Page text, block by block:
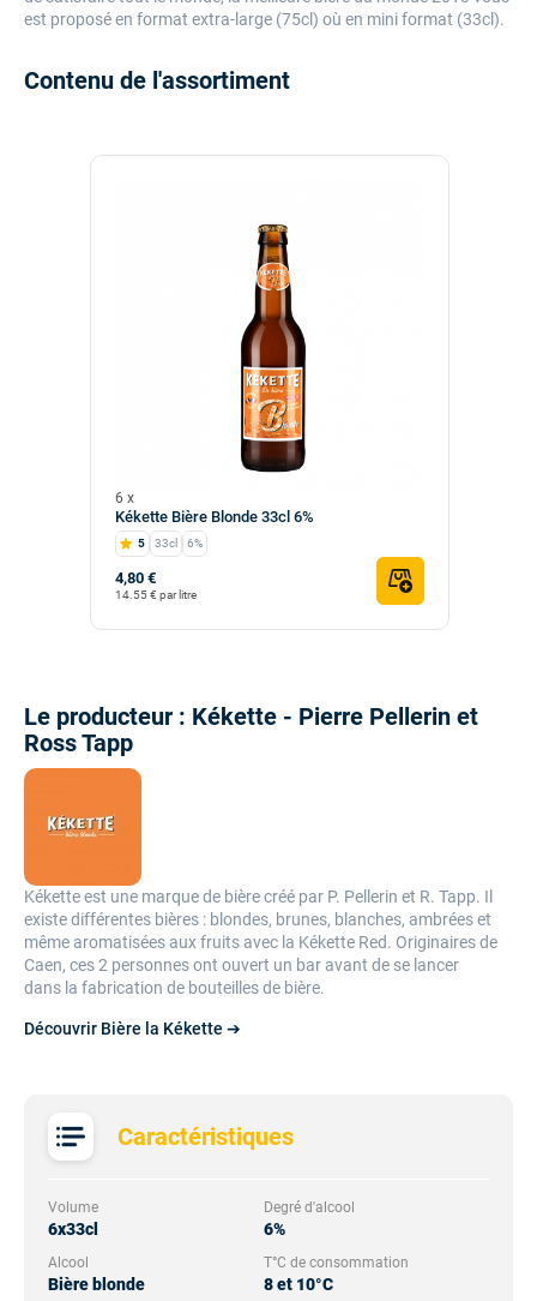
Caractéristiques
Volume
6x33cl
Degré d'alcool
6%
Alcool
Bière blonde
T°C de consommation
8 et 10°C
est proposé en format extra-large (75cl) où en mini format (33cl).
Contenu de l'assortiment
6 x
Kékette Bière Blonde 33cl 6%
5 33cl 6%
4,80 €
14.55 € par litre
Le producteur : Kékette - Pierre Pellerin et
Ross Tapp
Kékette est une marque de bière créé par P. Pellerin et R. Tapp. Il
existe différentes bières : blondes, brunes, blanches, ambrées et
même aromatisées aux fruits avec la Kékette Red. Originaires de
Caen, ces 2 personnes ont ouvert un bar avant de se lancer
dans la fabrication de bouteilles de bière.
Découvrir Bière la Kékette ➔